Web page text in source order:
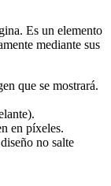
Es un elemento
mediante sus
que se mostrará.
en píxeles.
no salte